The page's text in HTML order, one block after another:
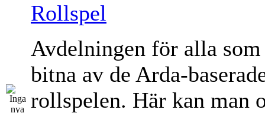
Rollspel
Avdelningen för alla
bitna av de Arda-
rollspelen. Här kan man